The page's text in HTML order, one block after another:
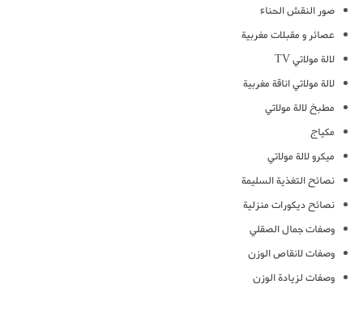
صور النقش الحناء
عصائر و مقبلات مغربية
لالة مولاتي TV
لالة مولاتي اناقة مغربية
مطبخ لالة مولاتي
مكياج
ميكرو لالة مولاتي
نصائح التغذية السليمة
نصائح ديكورات منزلية
وصفات جمال الصقلي
وصفات لانقاص الوزن
وصفات لزيادة الوزن